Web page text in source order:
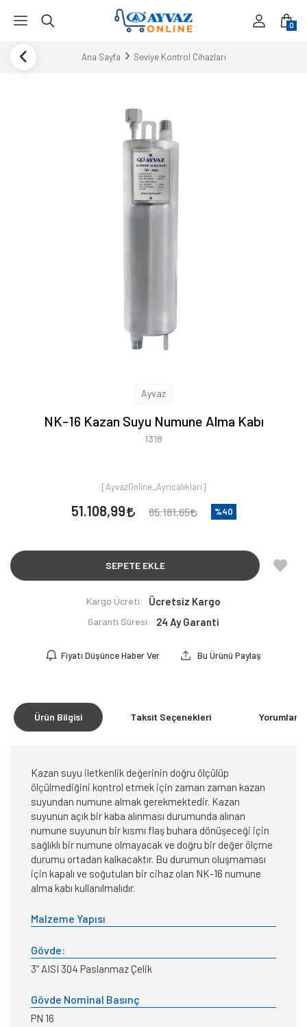
0
Ana Sayfa Seviye Kontrol Cihazları
Ayvaz
NK-16 Kazan Suyu Numune Alma Kabı
1318
[AyvazOnline_Ayrıcalıkları]
51.108,99 85.181,65 %40
SEPETE EKLE
Kargo Ücreti: Ücretsiz Kargo
Garanti Süresi: 24 Ay Garanti
Fiyatı Düşünce Haber Ver Bu Ürünü Paylaş
Ürün Bilgisi Taksit Seçenekleri Yorumlar
Kazan suyu iletkenlik değerinin doğru ölçülüp
ölçülmediğini kontrol etmek için zaman zaman kazan
suyundan numune almak gerekmektedir. Kazan
suyunun açık bir kaba alınması durumunda alınan
numune suyunun bir kısmı flaş buhara dönüşeceği için
sağlıklı bir numune olmayacak ve doğru bir değer ölçme
durumu ortadan kalkacaktır. Bu durumun oluşmaması
için kapalı ve soğutulan bir cihaz olan NK-16 numune
alma kabı kullanılmalıdır.
Malzeme Yapısı
Gövde:
3” AISI 304 Paslanmaz Çelik
Gövde Nominal Basınç
PN 16